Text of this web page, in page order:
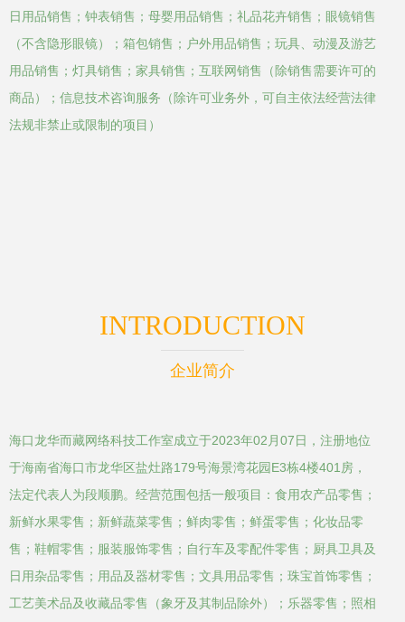
日用品销售；钟表销售；母婴用品销售；礼品花卉销售；眼镜销售
（不含隐形眼镜）；箱包销售；户外用品销售；玩具、动漫及游艺
用品销售；灯具销售；家具销售；互联网销售（除销售需要许可的
商品）；信息技术咨询服务（除许可业务外，可自主依法经营法律
法规非禁止或限制的项目）
INTRODUCTION
企业简介
海口龙华而藏网络科技工作室成立于2023年02月07日，注册地位
于海南省海口市龙华区盐灶路179号海景湾花园E3栋4楼401房，
法定代表人为段顺鹏。经营范围包括一般项目：食用农产品零售；
新鲜水果零售；新鲜蔬菜零售；鲜肉零售；鲜蛋零售；化妆品零
售；鞋帽零售；服装服饰零售；自行车及零配件零售；厨具卫具及
日用杂品零售；用品及器材零售；文具用品零售；珠宝首饰零售；
工艺美术品及收藏品零售（象牙及其制品除外）；乐器零售；照相